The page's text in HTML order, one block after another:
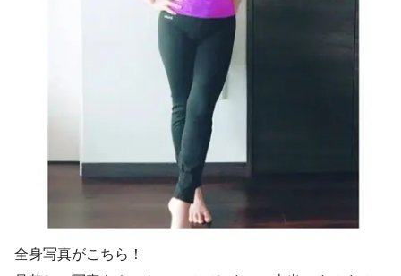
全身写真がこちら！